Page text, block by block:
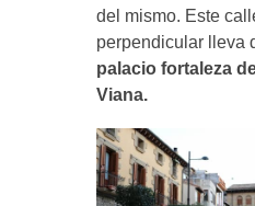
del mismo. Este
perpendicular lleva
palacio fortaleza
Viana.